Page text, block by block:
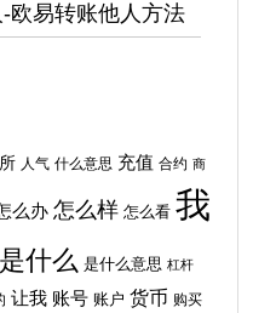
欧易转账他人方法
人气 什么意思 充值 合约 商
么办 怎么样 怎么看 我
是什么 是什么意思 杠杆
让我 账号 账户 货币 购买